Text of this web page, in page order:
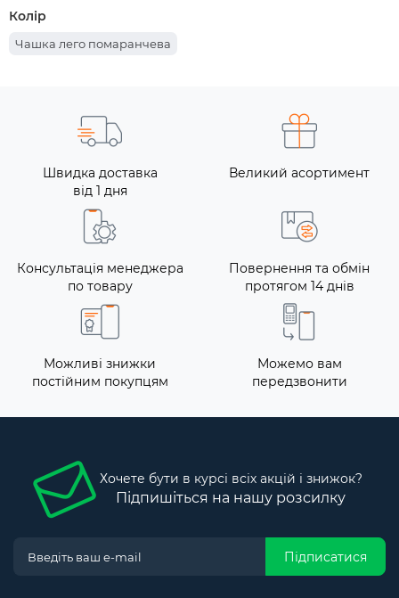
Колір
Чашка лего помаранчева
Швидка доставка
від 1 дня
Великий асортимент
Консультація менеджера
по товару
Повернення та обмін
протягом 14 днів
Можливі знижки
постійним покупцям
Можемо вам
передзвонити
Хочете бути в курсі всіх акцій і знижок?
Підпишіться на нашу розсилку
Підписатися